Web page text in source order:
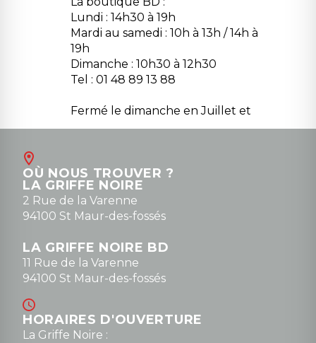
Lundi : 14h30 à 19h
Mardi au samedi : 10h à 13h / 14h à
19h
Dimanche : 10h30 à 12h30
Tel : 01 48 89 13 88
Fermé le dimanche en Juillet et
Août
contact@la-griffe-noire.com
0148836747
OÙ NOUS TROUVER ?
LA GRIFFE NOIRE
2 Rue de la Varenne
94100 St Maur-des-fossés
LA GRIFFE NOIRE BD
11 Rue de la Varenne
94100 St Maur-des-fossés
HORAIRES D'OUVERTURE
La Griffe Noire :